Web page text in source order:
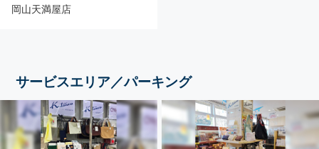
岡山天満屋店
サービスエリア／パーキング